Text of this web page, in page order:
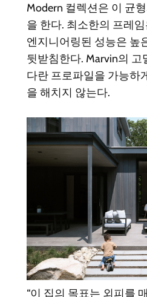
Modern 컬렉션은 이 균
을 한다. 최소한의 프레
엔지니어링된 성능은 높
뒷받침한다. Marvin의
다란 프로파일을 가능하
을 해치지 않는다.
“이 집의 목표는 외피를